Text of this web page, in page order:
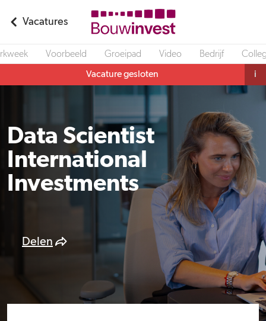
Vacatures
Voorbeeld Groeipad Video Bedrijf
Vacature gesloten i
Data Scientist
International
Investments
Delen